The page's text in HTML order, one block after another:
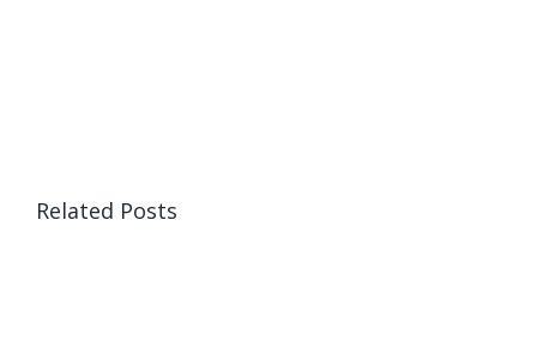
Related Posts